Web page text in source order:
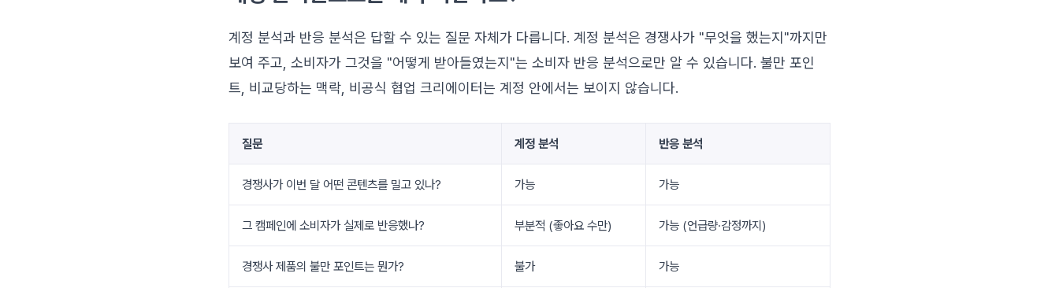
계정 분석과 반응 분석은 답할 수 있는 질문 자체가 다릅니다. 계정 분석은 경쟁사가 "무엇을 했는지"까지만
보여 주고, 소비자가 그것을 "어떻게 받아들였는지"는 소비자 반응 분석으로만 알 수 있습니다. 불만 포인
트, 비교당하는 맥락, 비공식 협업 크리에이터는 계정 안에서는 보이지 않습니다.
질문 계정 분석 반응 분석
경쟁사가 이번 달 어떤 콘텐츠를 밀고 있나? 가능 가능
그 캠페인에 소비자가 실제로 반응했나? 부분적 (좋아요 수만) 가능 (언급량·감정까지)
경쟁사 제품의 불만 포인트는 뭔가? 불가 가능